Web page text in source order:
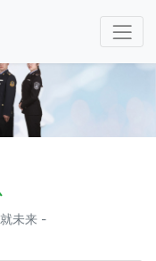
未来 -